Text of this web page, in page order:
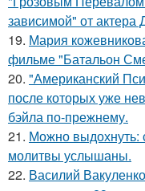
зависимой" от актера
19. Мария
фильме "Батальон
20. "Американский
после которых уже
бэйла по-прежнему.
21. Можно выдохнуть:
молитвы услышаны.
22. Василий